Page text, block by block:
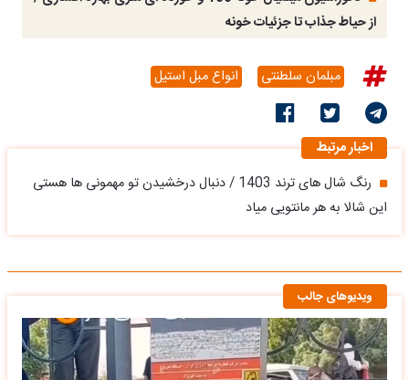
از حیاط جذاب تا جزئیات خونه
مبلمان سلطنتی انواع مبل استیل
اخبار مرتبط
رنگ شال های ترند 1403 / دنبال درخشیدن تو مهمونی ها هستی
این شالا به هر مانتویی میاد
ویدیوهای جالب